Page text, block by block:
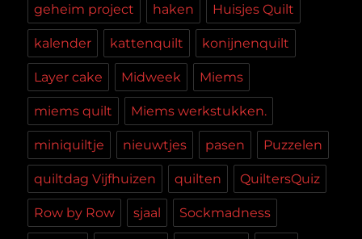
geheim project haken Huisjes Quilt
kalender kattenquilt konijnenquilt
Layer cake Midweek Miems
miems quilt Miems werkstukken.
miniquiltje nieuwtjes pasen Puzzelen
quiltdag Vijfhuizen quilten QuiltersQuiz
Row by Row sjaal Sockmadness